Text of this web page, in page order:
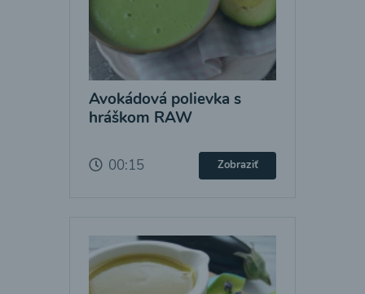
Avokádová polievka s
hráškom RAW
00:15 Zobraziť